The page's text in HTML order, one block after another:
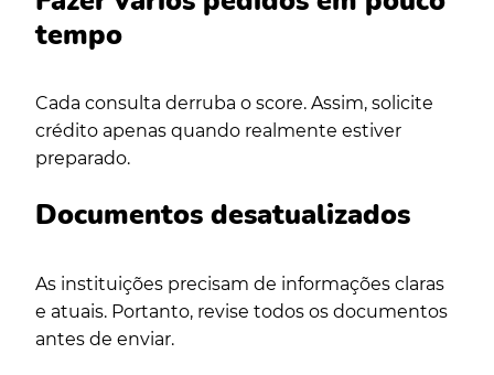
tempo
Cada consulta derruba o score. Assim, solicite
crédito apenas quando realmente estiver
preparado.
Documentos desatualizados
As instituições precisam de informações claras
e atuais. Portanto, revise todos os documentos
antes de enviar.